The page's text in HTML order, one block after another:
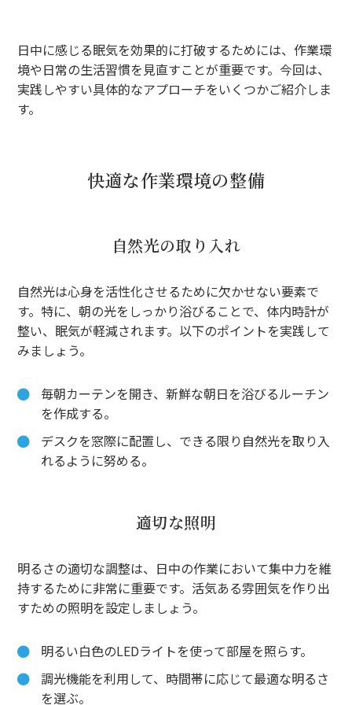
日中に感じる眠気を効果的に打破するためには、作業環
境や日常の生活習慣を見直すことが重要です。今回は、
実践しやすい具体的なアプローチをいくつかご紹介しま
す。
快適な作業環境の整備
自然光の取り入れ
自然光は心身を活性化させるために欠かせない要素で
す。特に、朝の光をしっかり浴びることで、体内時計が
整い、眠気が軽減されます。以下のポイントを実践して
みましょう。
毎朝カーテンを開き、新鮮な朝日を浴びるルーチン
を作成する。
デスクを窓際に配置し、できる限り自然光を取り入
れるように努める。
適切な照明
明るさの適切な調整は、日中の作業において集中力を維
持するために非常に重要です。活気ある雰囲気を作り出
すための照明を設定しましょう。
明るい白色のLEDライトを使って部屋を照らす。
調光機能を利用して、時間帯に応じて最適な明るさ
を選ぶ。